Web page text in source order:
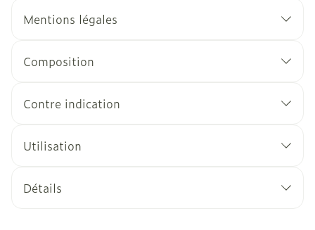
Mentions légales
Composition
Contre indication
Utilisation
Détails